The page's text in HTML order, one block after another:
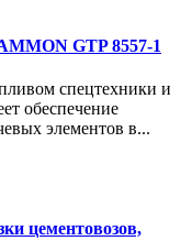
GTP 8557-1
спецтехники и
обеспечение
элементов в...
цементовозов,